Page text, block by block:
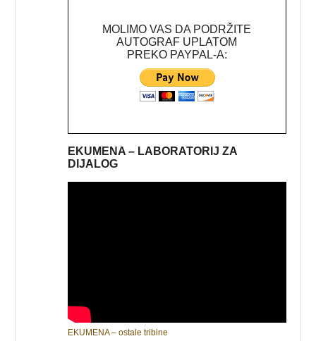
MOLIMO VAS DA PODRŽITE
AUTOGRAF UPLATOM
PREKO PAYPAL-A:
EKUMENA – LABORATORIJ ZA
DIJALOG
EKUMENA – ostale tribine